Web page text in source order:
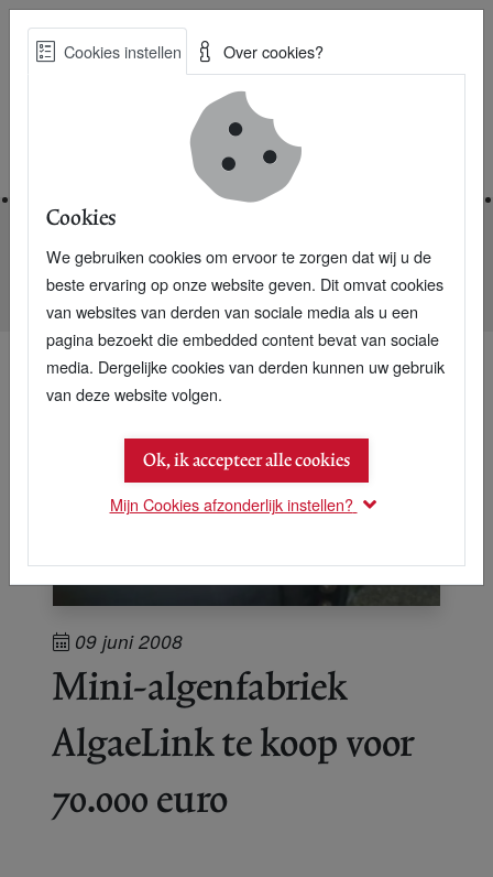
Skip
Best Practices voor een duurzame toekomst
Nieuwsarchief
Mini-algenfabriek AlgaeLink te koop voor 70.000 euro
09 juni 2008
Mini-algenfabriek
AlgaeLink te koop voor
70.000 euro
Cookies instellen Over cookies?
Cookies
We gebruiken cookies om ervoor te zorgen dat wij u de
beste ervaring op onze website geven. Dit omvat cookies
van websites van derden van sociale media als u een
pagina bezoekt die embedded content bevat van sociale
media. Dergelijke cookies van derden kunnen uw gebruik
van deze website volgen.
Ok, ik accepteer alle cookies
Mijn Cookies afzonderlijk instellen?